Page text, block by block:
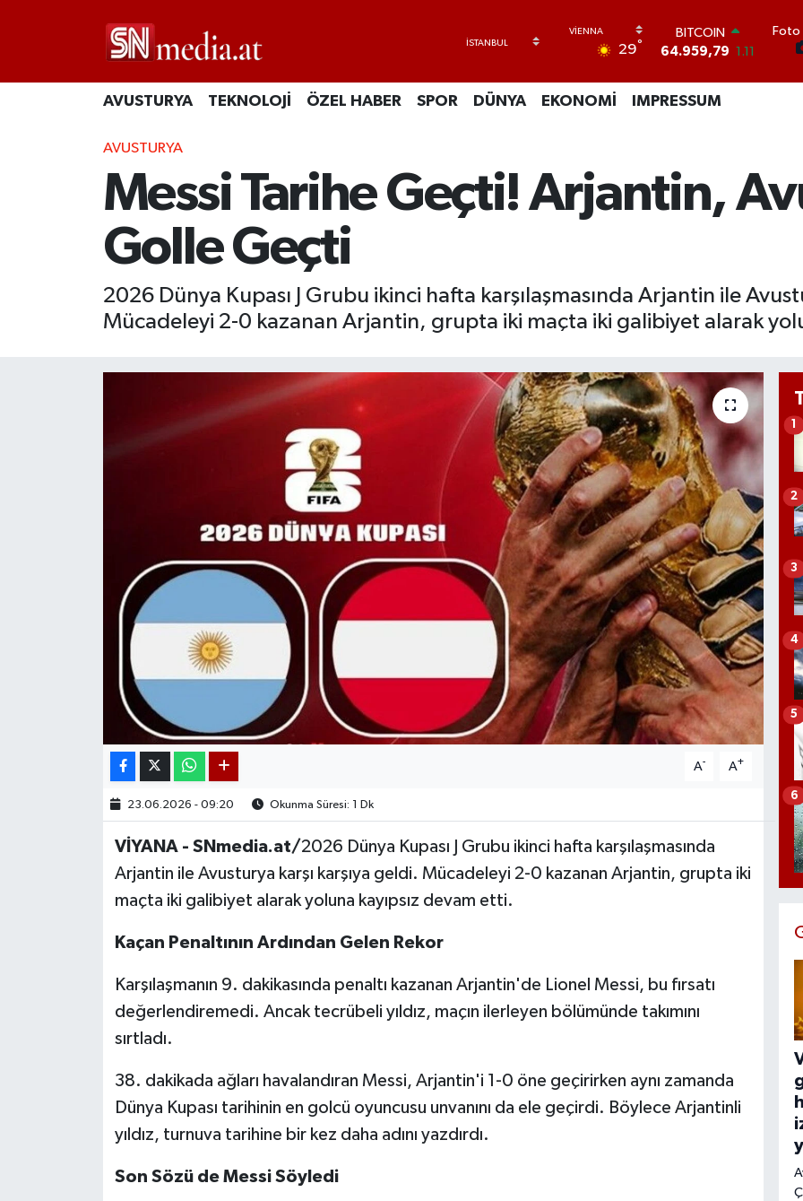
29°
DOLAR
47,7436
0.18
55,2510
6660.55
0.03
BİST100
13.779 -14
Foto
AVUSTURYA TEKNOLOJİ ÖZEL HABER SPOR DÜNYA EKONOMİ IMPRESSUM
AVUSTURYA
Messi Tarihe Geçti! Arjantin,
Golle Geçti
2026 Dünya Kupası J Grubu ikinci hafta karşılaşmasında Arjantin ile
Mücadeleyi 2-0 kazanan Arjantin, grupta iki maçta iki galibiyet alarak
A- A+
23.06.2026 - 09:20 Okunma Süresi: 1 Dk
VİYANA - SNmedia.at/2026 Dünya Kupası J Grubu ikinci hafta karşılaşmasında
Arjantin ile Avusturya karşı karşıya geldi. Mücadeleyi 2-0 kazanan Arjantin, grupta iki
maçta iki galibiyet alarak yoluna kayıpsız devam etti.
Kaçan Penaltının Ardından Gelen Rekor
Karşılaşmanın 9. dakikasında penaltı kazanan Arjantin'de Lionel Messi, bu fırsatı
değerlendiremedi. Ancak tecrübeli yıldız, maçın ilerleyen bölümünde takımını
sırtladı.
38. dakikada ağları havalandıran Messi, Arjantin'i 1-0 öne geçirirken aynı zamanda
Dünya Kupası tarihinin en golcü oyuncusu unvanını da ele geçirdi. Böylece Arjantinli
yıldız, turnuva tarihine bir kez daha adını yazdırdı.
Son Sözü de Messi Söyledi
1
2
3
4
5
6